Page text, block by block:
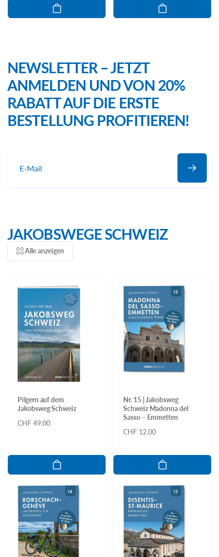
NEWSLETTER – JETZT
ANMELDEN UND VON 20%
RABATT AUF DIE ERSTE
BESTELLUNG PROFITIEREN!
E-
JAKOBSWEGE SCHWEIZ
Alle anzeigen
Pilgern auf dem
Jakobsweg Schweiz
Normaler
CHF 49.00
Nr. 15 | Jakobsweg
Schweiz Madonna del
Sasso – Emmetten
Normaler
CHF 12.00